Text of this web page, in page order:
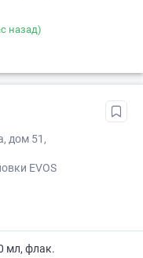
назад)
дом 51,
EVOS
мл, флак.